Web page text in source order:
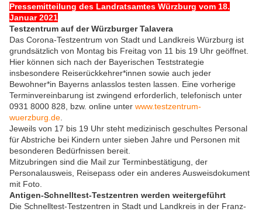
Pressemitteilung des Landratsamtes Würzburg vom 18.
Januar 2021
Testzentrum auf der Würzburger Talavera
Das Corona-Testzentrum von Stadt und Landkreis Würzburg ist
grundsätzlich von Montag bis Freitag von 11 bis 19 Uhr geöffnet.
Hier können sich nach der Bayerischen Teststrategie
insbesondere Reiserückkehrer*innen sowie auch jeder
Bewohner*in Bayerns anlasslos testen lassen. Eine vorherige
Terminvereinbarung ist zwingend erforderlich, telefonisch unter
0931 8000 828, bzw. online unter www.testzentrum-
wuerzburg.de
Jeweils von 17 bis 19 Uhr steht medizinisch geschultes Personal
für Abstriche bei Kindern unter sieben Jahre und Personen mit
besonderen Bedürfnissen bereit.
Mitzubringen sind die Mail zur Terminbestätigung, der
Personalausweis, Reisepass oder ein anderes Ausweisdokument
mit Foto.
Antigen-Schnelltest-Testzentren werden weitergeführt
Die Schnelltest-Testzentren in Stadt und Landkreis in der Franz-